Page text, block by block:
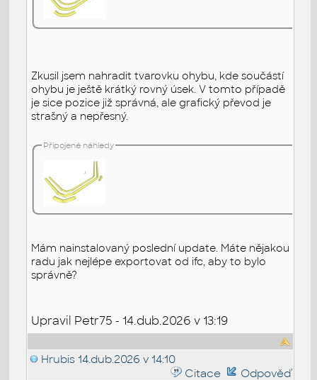
Zkusil jsem nahradit tvarovku ohybu, kde součástí
ohybu je ještě krátký rovný úsek. V tomto případě
je sice pozice již správná, ale grafický převod je
strašný a nepřesný.
Připojené náhledy
Mám nainstalovaný poslední update. Máte nějakou
radu jak nejlépe exportovat od ifc, aby to bylo
správně?
Upravil Petr75 - 14.dub.2026 v 13:19
Hrubis 14.dub.2026 v 14:10
Citace
Odpověď